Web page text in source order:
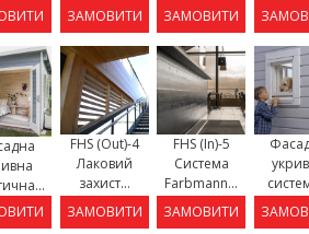
ЗАМОВИТИ
ЗАМОВИТИ
FHS (Out)-4
Лаковий
захист...
ЗАМОВИТИ
FHS (In)-5
Система
Farbmann...
ЗАМОВИТИ